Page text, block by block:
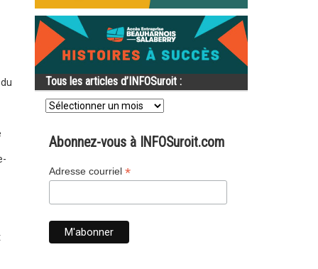
Tous les articles d’INFOSuroit :
Tous
les
d’INFOSuroit
Abonnez-vous à INFOSuroit.com
Adresse courriel *